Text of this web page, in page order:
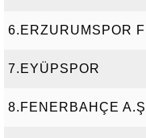
6.ERZURUMSPOR
7.EYÜPSPOR
8.FENERBAHÇE